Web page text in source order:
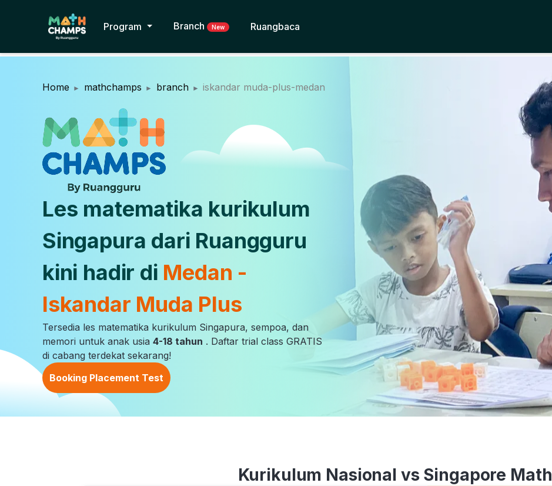
Program Branch New Ruangbaca
Home mathchamps branch iskandar muda-plus-medan
Les matematika kurikulum
Singapura dari Ruangguru
kini hadir di Medan -
Iskandar Muda Plus
Tersedia les matematika kurikulum Singapura, sempoa, dan
memori untuk anak usia 4-18 tahun . Daftar trial class GRATIS
di cabang terdekat sekarang!
Booking Placement Test
Kurikulum Nasional vs Singapore Math